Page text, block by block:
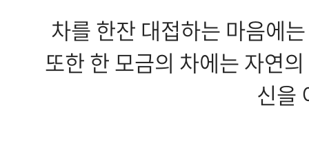
차를 한잔 대접하는 마음에
또한 한 모금의 차에는 자연
신을